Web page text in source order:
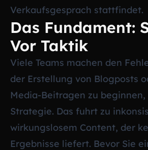
Verkaufsgesprach stattfindet.
Das Fundament:
Vor Taktik
Viele Teams machen den
der Erstellung von Blogposts
Media-Beitragen zu
Strategie. Das fuhrt zu
wirkungslosem Content, der
Ergebnisse liefert. Bevor Sie